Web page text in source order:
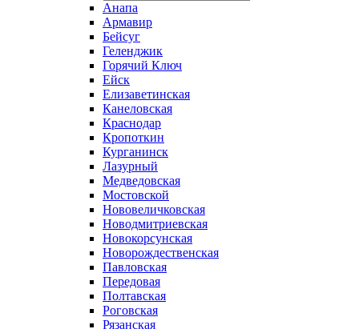
Анапа
Армавир
Бейсуг
Геленджик
Горячий Ключ
Ейск
Елизаветинская
Канеловская
Краснодар
Кропоткин
Курганинск
Лазурный
Медведовская
Мостовской
Нововеличковская
Новодмитриевская
Новокорсунская
Новорождественская
Павловская
Передовая
Полтавская
Роговская
Рязанская